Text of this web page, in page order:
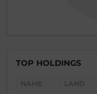
TOP HOLDINGS